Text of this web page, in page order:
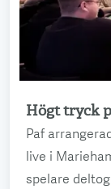
Högt tryck
Paf
live i
spelare
Läs mer